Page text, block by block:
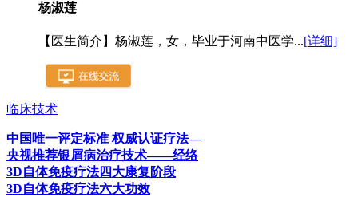
杨淑莲
【医生简介】杨淑莲，女，毕业于河南中医学...[详细]
临床技术
中国唯一评定标准 权威认证疗法—
央视推荐银屑病治疗技术——经络
3D自体免疫疗法四大康复阶段
3D自体免疫疗法六大功效